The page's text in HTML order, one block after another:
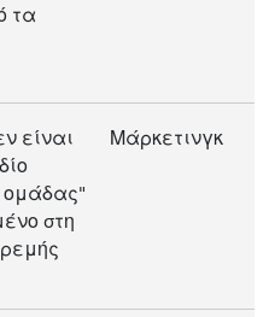
τα
είναι
ομάδας"
στη
Μάρκετινγκ